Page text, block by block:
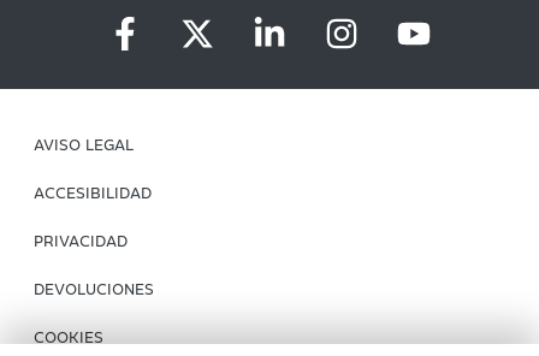
AVISO LEGAL
ACCESIBILIDAD
PRIVACIDAD
DEVOLUCIONES
COOKIES